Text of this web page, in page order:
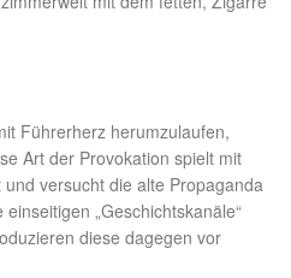
Führerherz herumzulaufen,
Art der Provokation spielt mit
versucht die alte Propaganda
„Geschichtskanäle“
diese dagegen vor